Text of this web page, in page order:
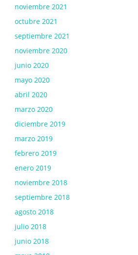
noviembre 2021
octubre 2021
septiembre 2021
noviembre 2020
junio 2020
mayo 2020
abril 2020
marzo 2020
diciembre 2019
marzo 2019
febrero 2019
enero 2019
noviembre 2018
septiembre 2018
agosto 2018
julio 2018
junio 2018